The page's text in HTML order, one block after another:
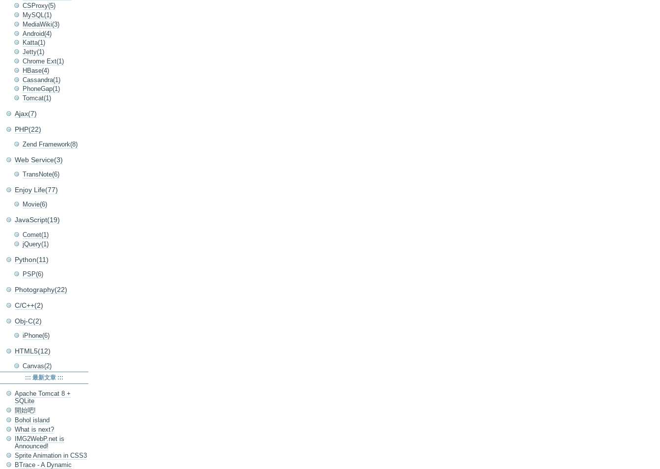
CSProxy(5)
MySQL(1)
MediaWiki(3)
Android(4)
Katta(1)
Jetty(1)
Chrome Ext(1)
HBase(4)
Cassandra(1)
PhoneGap(1)
Tomcat(1)
Ajax(7)
PHP(22)
Zend Framework(8)
Web Service(3)
TransNote(6)
Enjoy Life(77)
Movie(6)
JavaScript(19)
Comet(1)
jQuery(1)
Python(11)
PSP(6)
Photography(22)
C/C++(2)
Obj-C(2)
iPhone(6)
HTML5(12)
Canvas(2)
::: 最新文章 :::
Apache Tomcat 8 +
SQLite
開始吧!
Bohol island
What is next?
IMG2WebP.net is
Announced!
Sprite Animation in CSS3
BTrace - A Dynamic